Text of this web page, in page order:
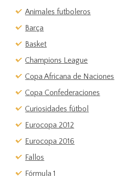
Animales futboleros
Barça
Basket
Champions League
Copa Africana de Naciones
Copa Confederaciones
Curiosidades fútbol
Eurocopa 2012
Eurocopa 2016
Fallos
Fórmula 1